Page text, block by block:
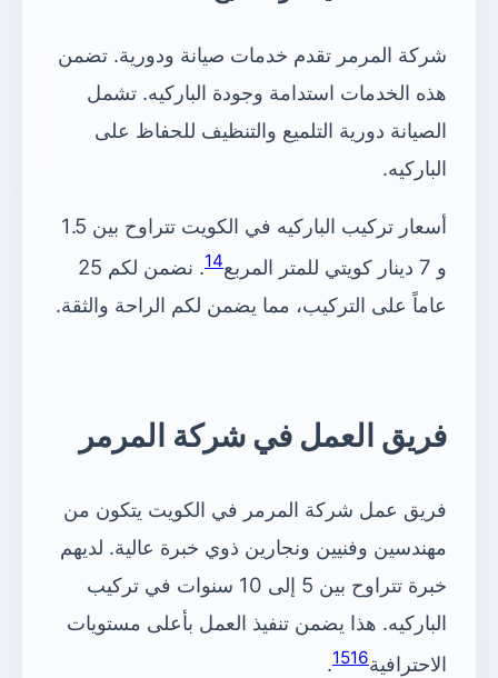
شركة المرمر تقدم خدمات صيانة ودورية. تضمن
هذه الخدمات استدامة وجودة الباركيه. تشمل
الصيانة دورية التلميع والتنظيف للحفاظ على
الباركيه.
أسعار تركيب الباركيه في الكويت تتراوح بين 1.5
و 7 دينار كويتي للمتر المربع
14
. نضمن لكم 25
عاماً على التركيب، مما يضمن لكم الراحة والثقة.
فريق العمل في شركة المرمر
فريق عمل شركة المرمر في الكويت يتكون من
مهندسين وفنيين ونجارين ذوي خبرة عالية. لديهم
خبرة تتراوح بين 5 إلى 10 سنوات في تركيب
الباركيه. هذا يضمن تنفيذ العمل بأعلى مستويات
الاحترافية
1516
.